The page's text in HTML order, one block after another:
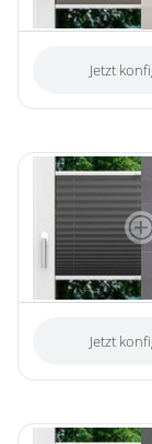
Jetzt
Jetzt